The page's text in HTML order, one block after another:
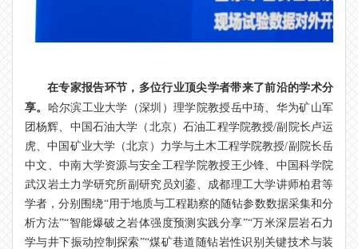
在专家报告环节，多位行业顶尖学者带来了前沿的学术分
享。 哈尔滨工业大学（深圳）理学院教授岳中琦、华为矿山军
团杨辉、中国石油大学（北京）石油工程学院教授/副院长卢运
虎、中国矿业大学（北京）力学与土木工程学院教授/副院长岳
中文、中南大学资源与安全工程学院教授王少锋、中国科学院
武汉岩土力学研究所副研究员刘鎏、成都理工大学讲师柏君等
学者，分别围绕“用于地质与工程勘察的随钻参数数据采集和分
析方法”“智能爆破之岩体强度预测实践分享”“万米深层岩石力
学与井下振动控制探索”“煤矿巷道随钻岩性识别关键技术与装